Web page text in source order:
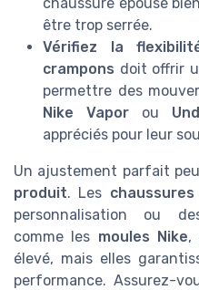
être trop serrée.
Vérifiez la
crampons doit offrir
permettre des
Nike Vaporou
appréciés pour leur
Un ajustement parfait
produit. Les chaussures
personnalisation ou
comme les moules Nike,
élevé, mais elles
performance. Assurez-